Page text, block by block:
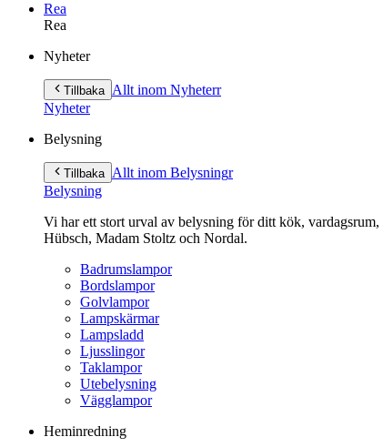
Rea
Rea
innehåll
Nyheter
Tillbaka Allt inom Nyheterr
Nyheter
Belysning
Tillbaka Allt inom Belysningr
Belysning
Vi har ett stort urval av belysning för ditt kök,
Hübsch, Madam Stoltz och Nordal.
Badrumslampor
Bordslampor
Golvlampor
Lampskärmar
Lampsladd
Ljusslingor
Taklampor
Utebelysning
Vägglampor
Heminredning